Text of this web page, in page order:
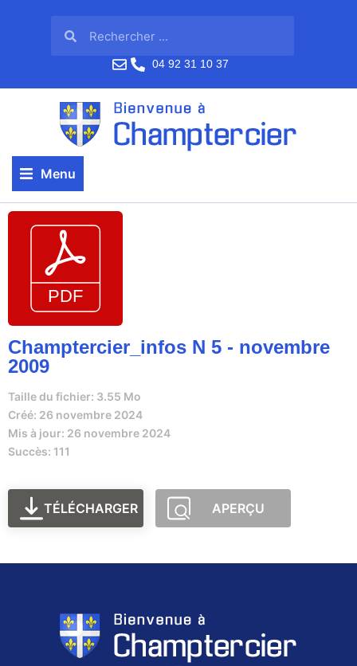
04 92 31 10 37
Menu
Champtercier_infos N 5 - novembre
2009
Taille du fichier: 3.55 Mo
Créé: 26 novembre 2024
Mis à jour: 26 novembre 2024
Succès: 111
TÉLÉCHARGER APERÇU